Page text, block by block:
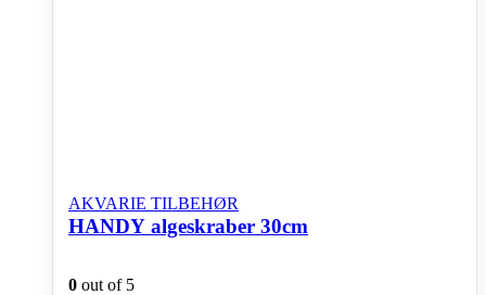
AKVARIE TILBEHØR
HANDY algeskraber 30cm
0 out of 5